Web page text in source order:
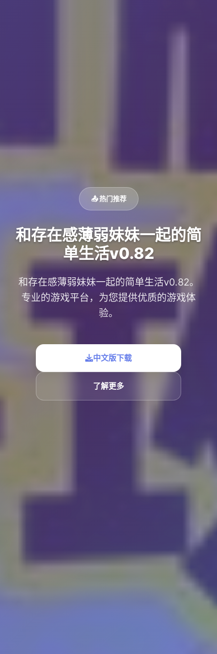
📤 热门推荐
和存在感薄弱妹妹一起的简
单生活v0.82
和存在感薄弱妹妹一起的简单生活v0.82。
专业的游戏平台，为您提供优质的游戏体
验。
中文版下载
了解更多